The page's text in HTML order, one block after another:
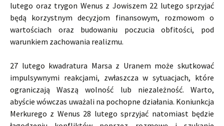
lutego oraz trygon Wenus z Jowiszem 22 lutego sprzyjać
będą korzystnym decyzjom finansowym, rozmowom o
wartościach oraz budowaniu poczucia obfitości, pod
warunkiem zachowania realizmu.
27 lutego kwadratura Marsa z Uranem może skutkować
impulsywnymi reakcjami, zwłaszcza w sytuacjach, które
ograniczają Waszą wolność lub niezależność. Warto,
abyście wówczas uważali na pochopne działania. Koniunkcja
Merkurego z Wenus 28 lutego sprzyjać natomiast będzie